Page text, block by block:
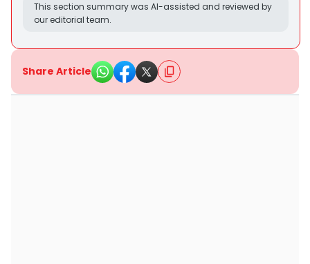
This section summary was AI-assisted and reviewed by
our editorial team.
Share Article